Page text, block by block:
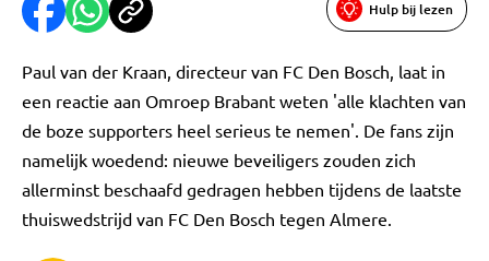
Hulp bij lezen
Paul van der Kraan, directeur van FC Den Bosch, laat in
een reactie aan Omroep Brabant weten 'alle klachten van
de boze supporters heel serieus te nemen'. De fans zijn
namelijk woedend: nieuwe beveiligers zouden zich
allerminst beschaafd gedragen hebben tijdens de laatste
thuiswedstrijd van FC Den Bosch tegen Almere.